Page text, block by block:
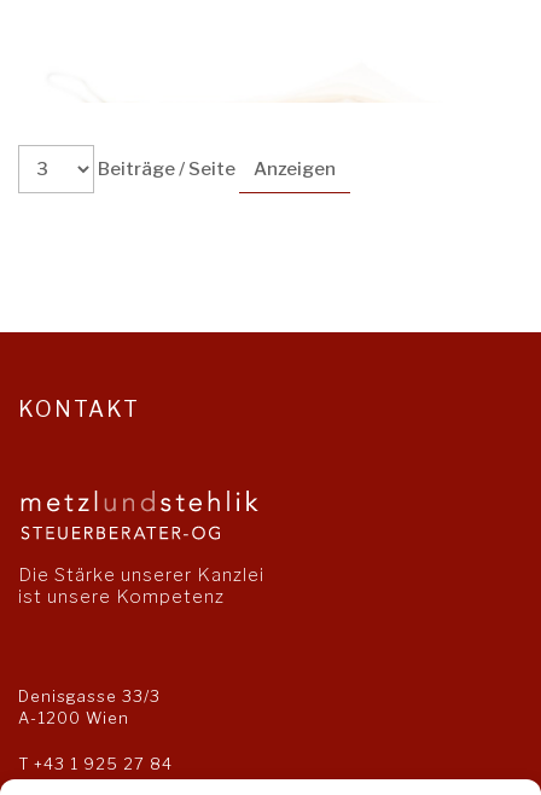
Beiträge / Seite
KONTAKT
Die Stärke unserer Kanzlei
ist unsere Kompetenz
Denisgasse 33/3
A-1200 Wien
T +43 1 925 27 84
F +43 1 925 27 85